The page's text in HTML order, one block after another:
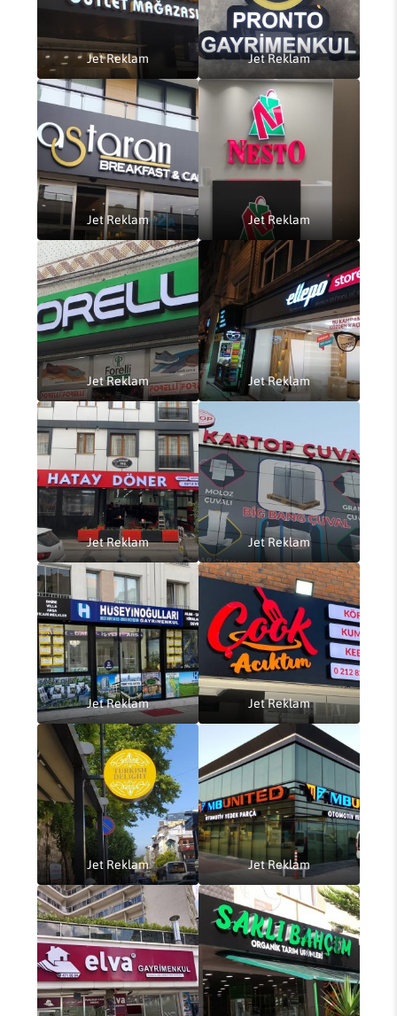
Jet Reklam Jet Reklam
Jet Reklam Jet Reklam
Jet Reklam Jet Reklam
Jet Reklam Jet Reklam
Jet Reklam Jet Reklam
Jet Reklam Jet Reklam